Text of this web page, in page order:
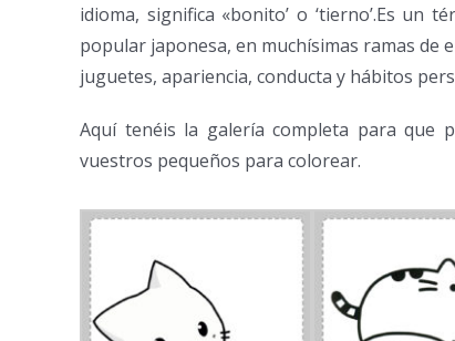
idioma, significa «bonito’ o ‘tierno’.Es
popular japonesa, en muchísimas ramas de
juguetes, apariencia, conducta y hábitos
Aquí tenéis la galería completa para que
vuestros pequeños para colorear.